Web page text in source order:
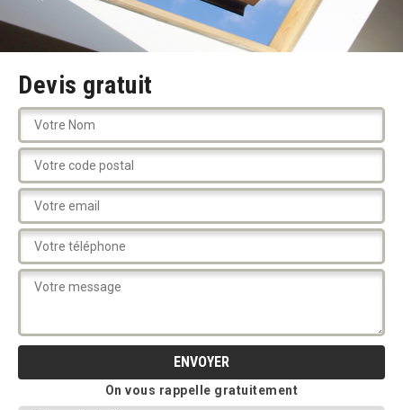
Devis gratuit
On vous rappelle gratuitement